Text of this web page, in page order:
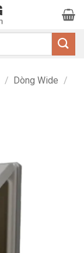
/ Dòng Wide /